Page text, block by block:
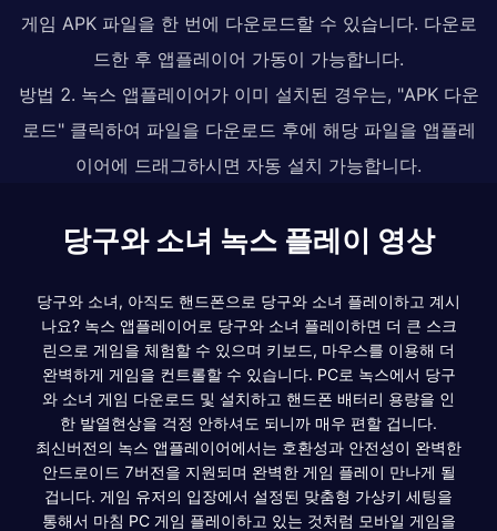
게임 APK 파일을 한 번에 다운로드할 수 있습니다. 다운로
드한 후 앱플레이어 가동이 가능합니다.
방법 2. 녹스 앱플레이어가 이미 설치된 경우는, "APK 다운
로드" 클릭하여 파일을 다운로드 후에 해당 파일을 앱플레
이어에 드래그하시면 자동 설치 가능합니다.
당구와 소녀 녹스 플레이 영상
당구와 소녀, 아직도 핸드폰으로 당구와 소녀 플레이하고 계시
나요? 녹스 앱플레이어로 당구와 소녀 플레이하면 더 큰 스크
린으로 게임을 체험할 수 있으며 키보드, 마우스를 이용해 더
완벽하게 게임을 컨트롤할 수 있습니다. PC로 녹스에서 당구
와 소녀 게임 다운로드 및 설치하고 핸드폰 배터리 용량을 인
한 발열현상을 걱정 안하셔도 되니까 매우 편할 겁니다.
최신버전의 녹스 앱플레이어에서는 호환성과 안전성이 완벽한
안드로이드 7버전을 지원되며 완벽한 게임 플레이 만나게 될
겁니다. 게임 유저의 입장에서 설정된 맞춤형 가상키 세팅을
통해서 마침 PC 게임 플레이하고 있는 것처럼 모바일 게임을